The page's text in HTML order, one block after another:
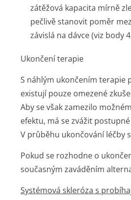
zátěžová kapacita mírně
pečlivě stanovit poměr
závislá na dávce (viz body
Ukončení terapie
S náhlým ukončením terapie
existují pouze omezené
Aby se však zamezilo
efektu, má se zvážit
V průběhu ukončování léčby
Pokud se rozhodne o
současným zaváděním
Systémová skleróza s